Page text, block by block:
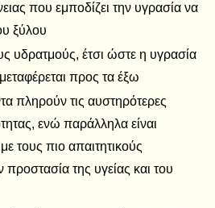
που εμποδίζει την υγρασία να
ξύλου
υδρατμούς, έτσι ώστε η υγρασία
προς τα έξω
πληρούν τις αυστηρότερες
ενώ παράλληλα είναι
τους πιο απαιτητικούς
προστασία της υγείας και του